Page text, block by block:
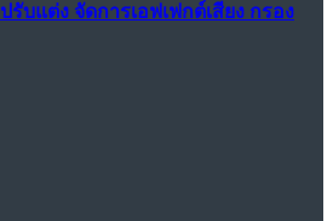
รับแต่ง จัดการเอฟเฟกต์เสียง กรอง